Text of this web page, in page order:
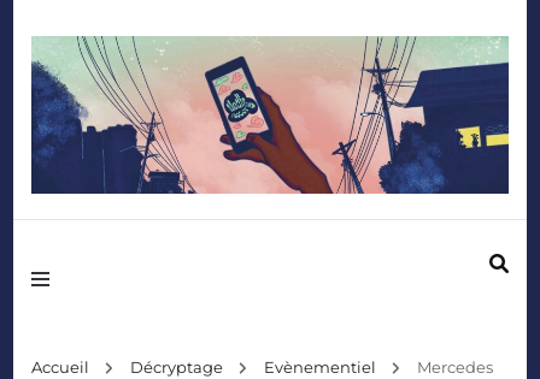
Accueil Décryptage Evènementiel
Mercedes